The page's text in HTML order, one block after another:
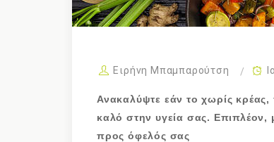
Ειρήνη Μπαμπαρούτση
Ανακαλύψτε εάν το χωρίς
καλό στην υγεία σας.
προς όφελός σας